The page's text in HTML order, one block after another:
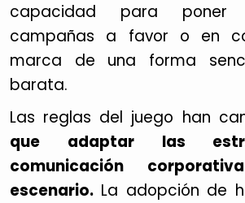
capacidad para poner
campañas a favor o en
marca de una forma
barata.
Las reglas del juego han
que adaptar las
comunicación
escenario. La adopción de